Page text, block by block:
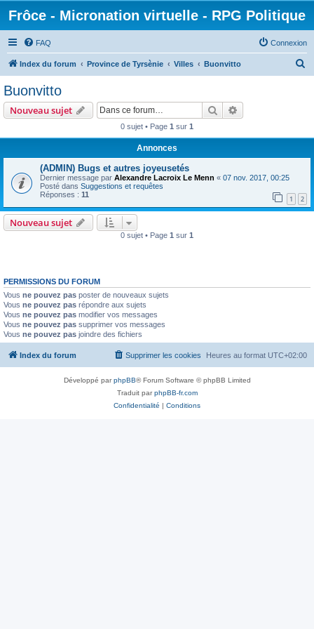
Frôce - Micronation virtuelle - RPG Politique
FAQ Connexion
Index du forum Province de Tyrsènie Villes Buonvitto
Buonvitto
Nouveau sujet Rechercher
0 sujet • Page 1 sur 1
Annonces
(ADMIN) Bugs et autres joyeusetés
Dernier message par Alexandre Lacroix Le Menn « 07 nov. 2017, 00:25
Posté dans Suggestions et requêtes
Réponses : 11 1 2
Nouveau sujet
0 sujet • Page 1 sur 1
PERMISSIONS DU FORUM
Vous ne pouvez pas poster de nouveaux sujets
Vous ne pouvez pas répondre aux sujets
Vous ne pouvez pas modifier vos messages
Vous ne pouvez pas supprimer vos messages
Vous ne pouvez pas joindre des fichiers
Index du forum Heures au format UTC+02:00
Supprimer les cookies
Développé parphpBB® Forum Software © phpBB Limited
Traduit parphpBB-fr.com
Confidentialité | Conditions